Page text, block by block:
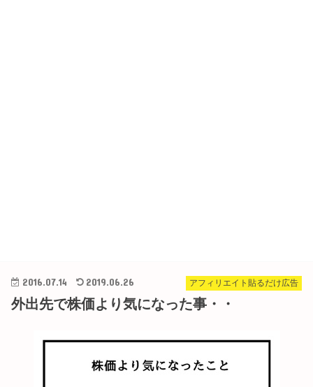
アフィリエイト貼るだけ広告
2016.07.14 2019.06.26
外出先で株価より気になった事・・